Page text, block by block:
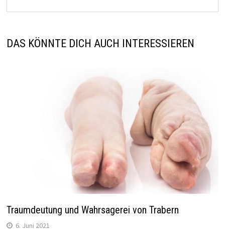
DAS KÖNNTE DICH AUCH INTERESSIEREN
Traumdeutung und Wahrsagerei von Trabern
6. Juni 2021